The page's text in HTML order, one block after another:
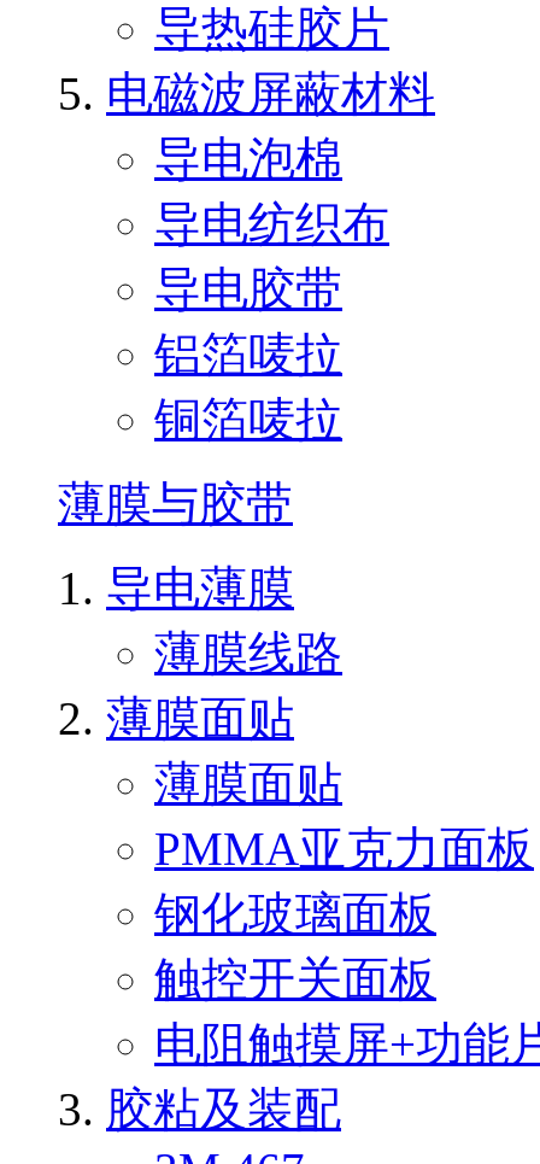
导热硅胶片
电磁波屏蔽材料
导电泡棉
导电纺织布
导电胶带
铝箔唛拉
铜箔唛拉
薄膜与胶带
导电薄膜
薄膜线路
薄膜面贴
薄膜面贴
PMMA亚克力面板
钢化玻璃面板
触控开关面板
电阻触摸屏+功能
胶粘及装配